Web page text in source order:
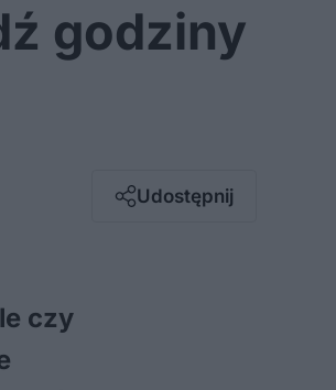
godziny
Udostępnij
Messenger
czy